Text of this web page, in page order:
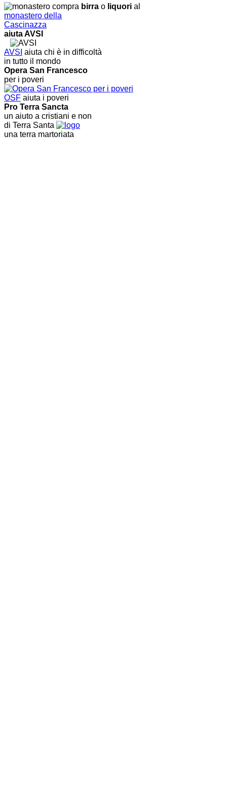
compra birra o liquori al
monastero della
Cascinazza
aiuta AVSI
AVSI aiuta chi è in difficoltà
in tutto il mondo
Opera San Francesco
per i poveri
OSF aiuta i poveri
Pro Terra Sancta
un aiuto a cristiani e non
di Terra Santa
una terra martoriata